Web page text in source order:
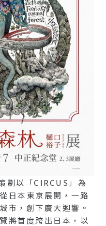
劃以「CIRCUS」為
日本東京展開，一路
市，創下廣大迴響。
將首度跨出日本，以